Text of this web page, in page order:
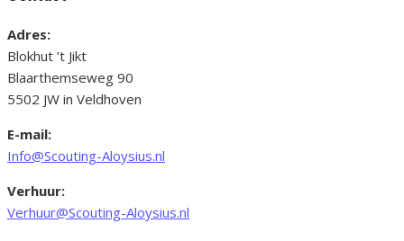
Adres:
Blokhut ’t Jikt
Blaarthemseweg 90
5502 JW in Veldhoven
E-mail:
Info@Scouting-Aloysius.nl
Verhuur:
Verhuur@Scouting-Aloysius.nl